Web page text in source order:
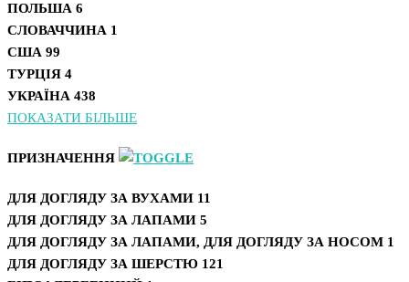
ПОЛЬША 6
СЛОВАЧЧИНА 1
США 99
ТУРЦІЯ 4
УКРАЇНА 438
ПОКАЗАТИ БІЛЬШЕ
ПРИЗНАЧЕННЯ
ДЛЯ ДОГЛЯДУ ЗА ВУХАМИ 11
ДЛЯ ДОГЛЯДУ ЗА ЛАПАМИ 5
ДЛЯ ДОГЛЯДУ ЗА ЛАПАМИ, ДЛЯ ДОГЛЯДУ ЗА НОСОМ 1
ДЛЯ ДОГЛЯДУ ЗА ШЕРСТЮ 121